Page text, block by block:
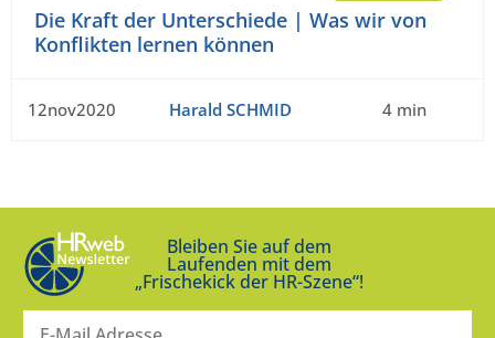
Die Kraft der Unterschiede | Was wir von
Konflikten lernen können
12nov2020 Harald SCHMID 4 min
Bleiben Sie auf dem
Laufenden mit dem
„Frischekick der HR-Szene“!